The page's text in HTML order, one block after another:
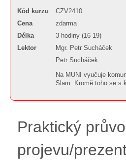
Kód kurzu
CZV2410
Cena
zdarma
Délka
3 hodiny (16-19)
Lektor
Mgr. Petr Sucháček
Petr Sucháček
Na MUNI vyučuje
Slam. Kromě toho se s
Praktický
projevu/